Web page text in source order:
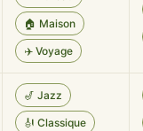
🏠 Maison
✈️ Voyage
🎷 Jazz
🎻 Classique